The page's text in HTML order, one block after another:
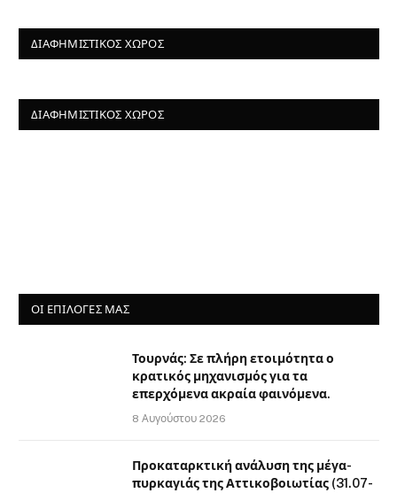
ΔΙΑΦΗΜΙΣΤΙΚΌΣ ΧΏΡΟΣ
ΔΙΑΦΗΜΙΣΤΙΚΌΣ ΧΏΡΟΣ
ΟΙ ΕΠΙΛΟΓΈΣ ΜΑΣ
Τουρνάς: Σε πλήρη ετοιμότητα ο
κρατικός μηχανισμός για τα
επερχόμενα ακραία φαινόμενα.
8 Αυγούστου 2026
Προκαταρκτική ανάλυση της μέγα-
πυρκαγιάς της Αττικοβοιωτίας (31.07-